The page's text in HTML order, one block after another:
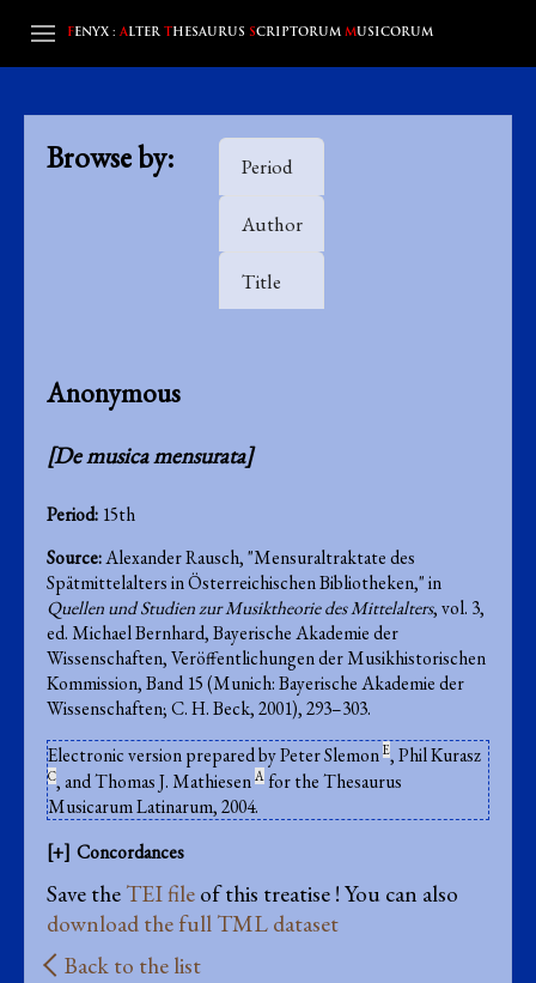
FENYX :ALTER T HESAURUS SCRIPTORUM MUSICORUM
Browse by: Period
Author
Title
Anonymous
[De musica mensurata]
Period: 15th
Source:Alexander Rausch, "Mensuraltraktate des
Spätmittelalters in Österreichischen Bibliotheken," in
Quellen und Studien zur Musiktheorie des Mittelalters, vol. 3,
ed. Michael Bernhard, Bayerische Akademie der
Wissenschaften, Veröffentlichungen der Musikhistorischen
Kommission, Band 15 (Munich: Bayerische Akademie der
Wissenschaften; C. H. Beck, 2001), 293–303.
Electronic version prepared by Peter Slemon E, Phil Kurasz
C, and Thomas J. Mathiesen A for the Thesaurus
Musicarum Latinarum, 2004.
Concordances
Save the TEI file of this treatise ! You can also
download the full TML dataset
Back to the list